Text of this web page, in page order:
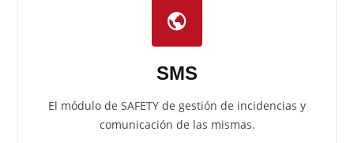
SMS
El módulo de SAFETY de gestión de incidencias y
comunicación de las mismas.